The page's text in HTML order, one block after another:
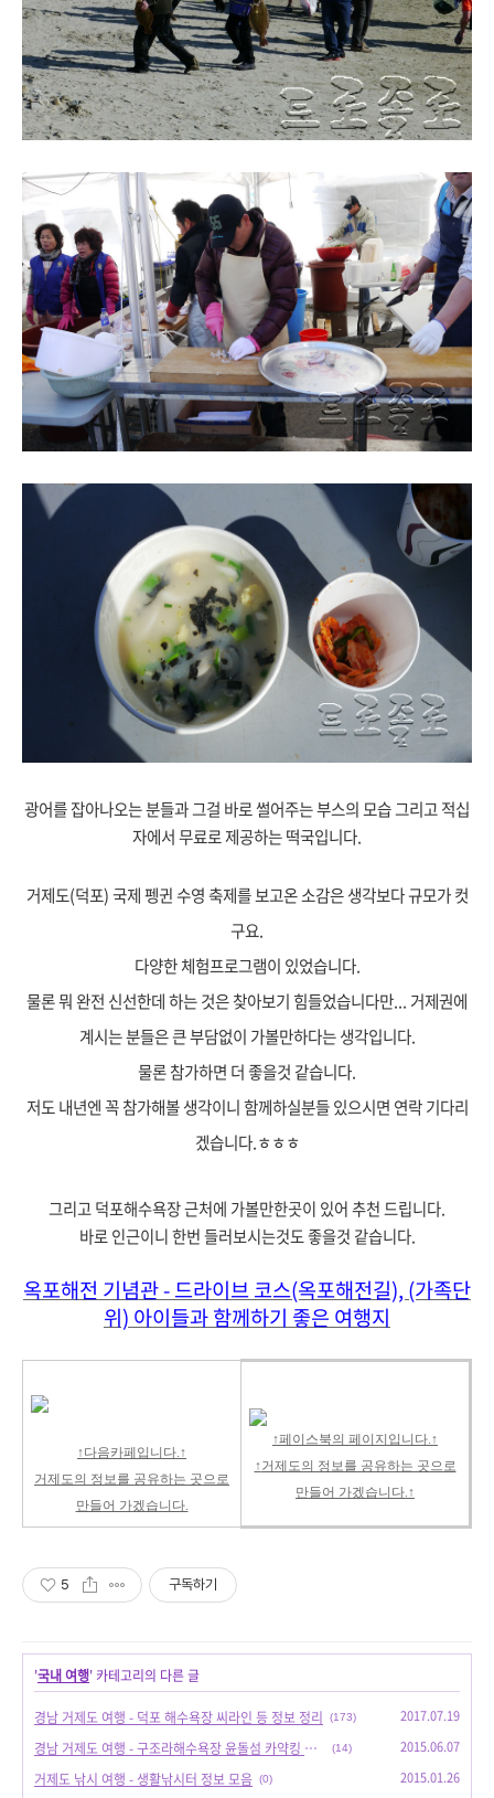
광어를 잡아나오는 분들과 그걸 바로 썰어주는 부스의 모습 그리고 적십
자에서 무료로 제공하는 떡국입니다.
거제도(덕포) 국제 펭귄 수영 축제를 보고온 소감은 생각보다 규모가 컷
구요.
다양한 체험프로그램이 있었습니다.
물론 뭐 완전 신선한데 하는 것은 찾아보기 힘들었습니다만... 거제권에
계시는 분들은 큰 부담없이 가볼만하다는 생각입니다.
물론 참가하면 더 좋을것 같습니다.
저도 내년엔 꼭 참가해볼 생각이니 함께하실분들 있으시면 연락 기다리
겠습니다.ㅎㅎㅎ
그리고 덕포해수욕장 근처에 가볼만한곳이 있어 추천 드립니다.
바로 인근이니 한번 들러보시는것도 좋을것 같습니다.
옥포해전 기념관 - 드라이브 코스(옥포해전길), (가족단
위) 아이들과 함께하기 좋은 여행지
↑다음카페입니다.↑
거제도의 정보를 공유하는 곳으로
만들어 가겠습니다.
↑페이스북의 페이지입니다.↑
↑거제도의 정보를 공유하는 곳으로
만들어 가겠습니다.↑
5 구독하기
'국내 여행' 카테고리의 다른 글
경남 거제도 여행 - 덕포 해수욕장 씨라인 등 정보 정리 (173) 2017.07.19
경남 거제도 여행 - 구조라해수욕장 윤돌섬 카약킹 체험 (14) 2015.06.07
거제도 낚시 여행 - 생활낚시터 정보 모음 (0) 2015.01.26